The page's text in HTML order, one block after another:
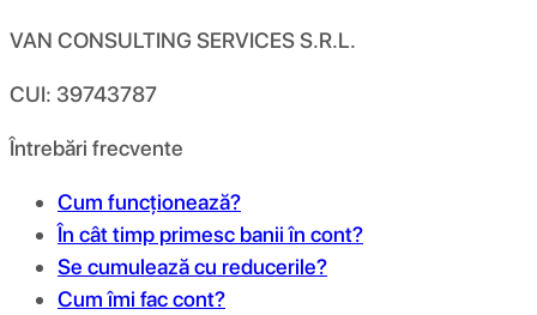
VAN CONSULTING SERVICES S.R.L.
CUI: 39743787
Întrebări frecvente
Cum funcționează?
În cât timp primesc banii în cont?
Se cumulează cu reducerile?
Cum îmi fac cont?